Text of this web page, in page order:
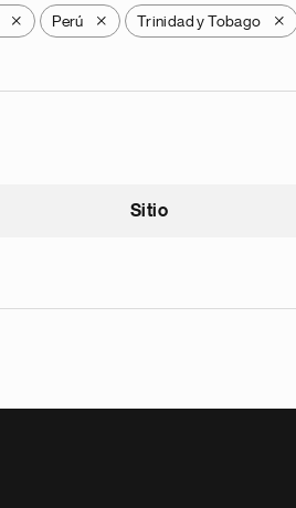
X Perú X Trinidad y Tobago X
Sitio